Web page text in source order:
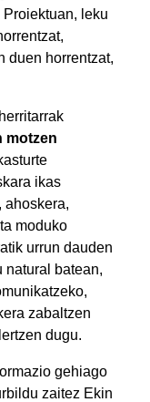
leku
duen horrentzat,
motzen
ikas
ahoskera,
moduko
urrun dauden
natural batean,
zabaltzen
dugu.
gehiago
zaitez Ekin